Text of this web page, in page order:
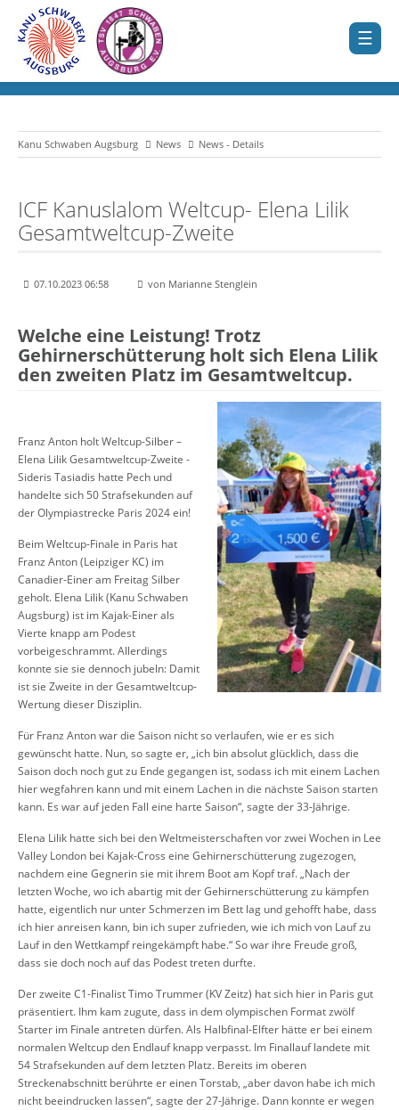
Kanu Schwaben Augsburg News News - Details
ICF Kanuslalom Weltcup- Elena Lilik
Gesamtweltcup-Zweite
07.10.2023 06:58 von Marianne Stenglein
Welche eine Leistung! Trotz
Gehirnerschütterung holt sich Elena Lilik
den zweiten Platz im Gesamtweltcup.
Franz Anton holt Weltcup-Silber –
Elena Lilik Gesamtweltcup-Zweite -
Sideris Tasiadis hatte Pech und
handelte sich 50 Strafsekunden auf
der Olympiastrecke Paris 2024 ein!
Beim Weltcup-Finale in Paris hat
Franz Anton (Leipziger KC) im
Canadier-Einer am Freitag Silber
geholt. Elena Lilik (Kanu Schwaben
Augsburg) ist im Kajak-Einer als
Vierte knapp am Podest
vorbeigeschrammt. Allerdings
konnte sie sie dennoch jubeln: Damit
ist sie Zweite in der Gesamtweltcup-
Wertung dieser Disziplin.
Für Franz Anton war die Saison nicht so verlaufen, wie er es sich
gewünscht hatte. Nun, so sagte er, „ich bin absolut glücklich, dass die
Saison doch noch gut zu Ende gegangen ist, sodass ich mit einem Lachen
hier wegfahren kann und mit einem Lachen in die nächste Saison starten
kann. Es war auf jeden Fall eine harte Saison“, sagte der 33-Jährige.
Elena Lilik hatte sich bei den Weltmeisterschaften vor zwei Wochen in Lee
Valley London bei Kajak-Cross eine Gehirnerschütterung zugezogen,
nachdem eine Gegnerin sie mit ihrem Boot am Kopf traf. „Nach der
letzten Woche, wo ich abartig mit der Gehirnerschütterung zu kämpfen
hatte, eigentlich nur unter Schmerzen im Bett lag und gehofft habe, dass
ich hier anreisen kann, bin ich super zufrieden, wie ich mich von Lauf zu
Lauf in den Wettkampf reingekämpft habe.“ So war ihre Freude groß,
dass sie doch noch auf das Podest treten durfte.
Der zweite C1-Finalist Timo Trummer (KV Zeitz) hat sich hier in Paris gut
präsentiert. Ihm kam zugute, dass in dem olympischen Format zwölf
Starter im Finale antreten dürfen. Als Halbfinal-Elfter hätte er bei einem
normalen Weltcup den Endlauf knapp verpasst. Im Finallauf landete mit
54 Strafsekunden auf dem letzten Platz. Bereits im oberen
Streckenabschnitt berührte er einen Torstab, „aber davon habe ich mich
nicht beeindrucken lassen“, sagte der 27-Jährige. Dann konnte er wegen